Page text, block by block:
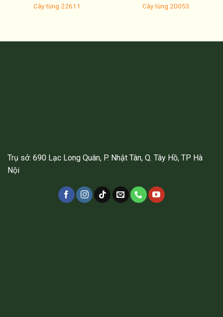
Cây tùng 22611 Cây tùng 20053
Trụ sở: 690 Lạc Long Quân, P. Nhật Tân, Q. Tây Hồ, TP Hà
Nội